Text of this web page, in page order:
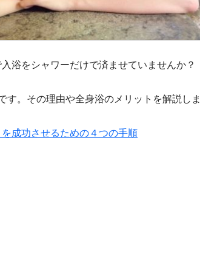
浴をシャワーだけで済ませていませんか？
。その理由や全身浴のメリットを解説しま
成功させるための４つの手順